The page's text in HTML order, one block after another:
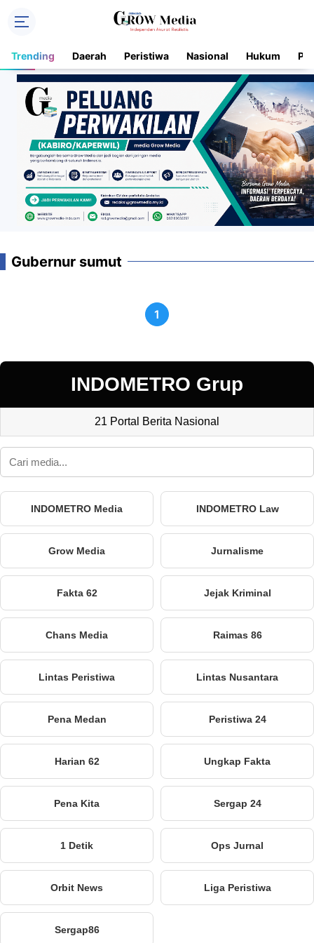
Trending Daerah Peristiwa Nasional Hukum
Gubernur sumut
1
INDOMETRO Grup
21 Portal Berita Nasional
INDOMETRO Media INDOMETRO Law
Grow Media Jurnalisme
Fakta 62 Jejak Kriminal
Chans Media Raimas 86
Lintas Peristiwa Lintas Nusantara
Pena Medan Peristiwa 24
Harian 62 Ungkap Fakta
Pena Kita Sergap 24
1 Detik Ops Jurnal
Orbit News Liga Peristiwa
Sergap86